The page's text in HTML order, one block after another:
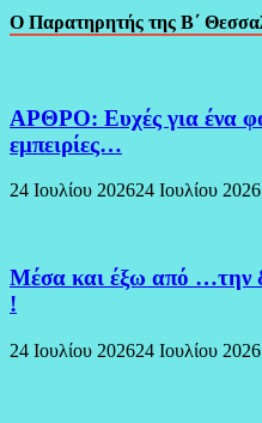
Ο Παρατηρητής της Β΄
ΑΡΘΡΟ: Ευχές για ένα
εμπειρίες…
24 Ιουλίου 202624 Ιουλίου 2026
Μέσα και έξω από
!
24 Ιουλίου 202624 Ιουλίου 2026